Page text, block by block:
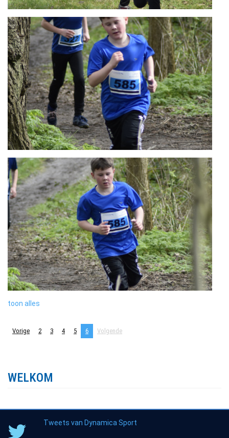
toon alles
Vorige 2 3 4 5 6 Volgende
WELKOM
Tweets van Dynamica Sport